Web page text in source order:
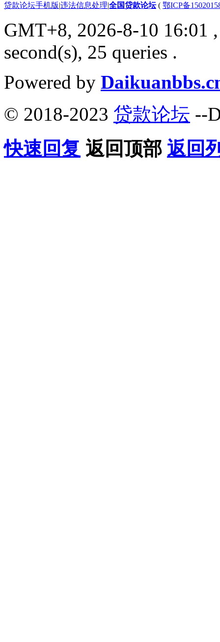
贷款论坛手机版|违法信息处理|全国贷款论坛( 鄂ICP备
GMT+8, 2026-8-10 16:01
second(s), 25 queries .
Powered by
© 2018-2023 贷款论坛 --
快速回复 返回顶部 返回